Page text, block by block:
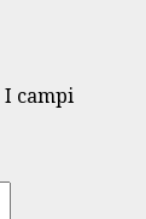
I campi